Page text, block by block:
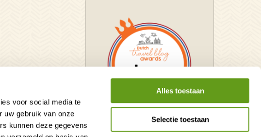
voor social media te
uw gebruik van onze
kunnen deze gegevens
Alles toestaan
Selectie toestaan